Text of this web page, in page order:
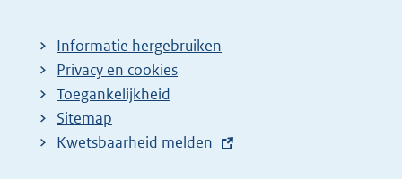
Informatie hergebruiken
Privacy en cookies
Toegankelijkheid
Sitemap
E
Kwetsbaarheid melden